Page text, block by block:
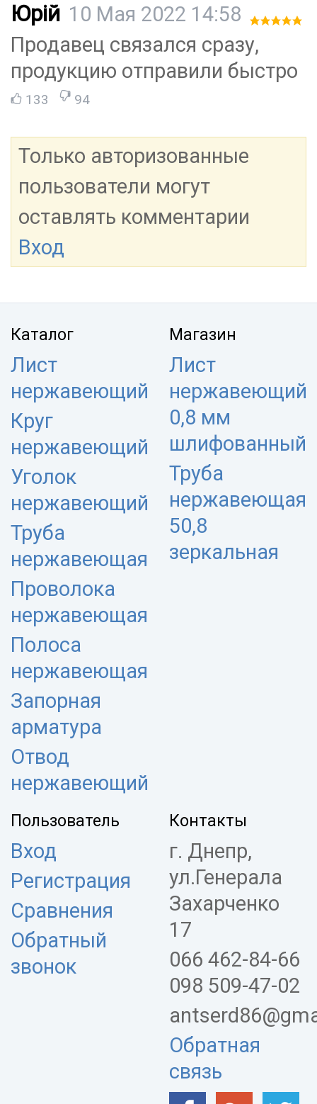
Юрій 10 Мая 2022 14:58
Продавец связался сразу,
продукцию отправили быстро
133 94
Только авторизованные
пользователи могут
оставлять комментарии
Вход
Каталог
Лист
нержавеющий
Круг
нержавеющий
Уголок
нержавеющий
Труба
нержавеющая
Проволока
нержавеющая
Полоса
нержавеющая
Запорная
арматура
Отвод
нержавеющий
Магазин
Лист
нержавеющий
0,8 мм
шлифованный
Труба
нержавеющая
50,8
зеркальная
Пользователь
Вход
Регистрация
Сравнения
Обратный
звонок
Контакты
г. Днепр,
ул.Генерала
Захарченко
17
066 462-84-66
098 509-47-02
Обратная
связь